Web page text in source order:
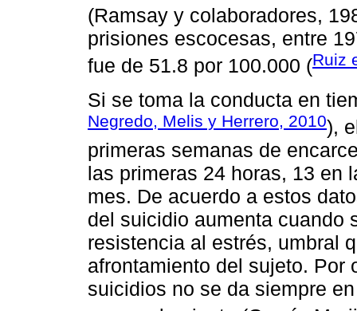
(Ramsay y colaboradores,
prisiones escocesas, entre
fue de 51.8 por 100.000 (Ruiz
Si se toma la conducta en
Negredo, Melis y Herrero, 2010),
primeras semanas de
las primeras 24 horas, 13 en
mes. De acuerdo a estos
del suicidio aumenta cuando
resistencia al estrés, umbral
afrontamiento del sujeto. Por
suicidios no se da siempre